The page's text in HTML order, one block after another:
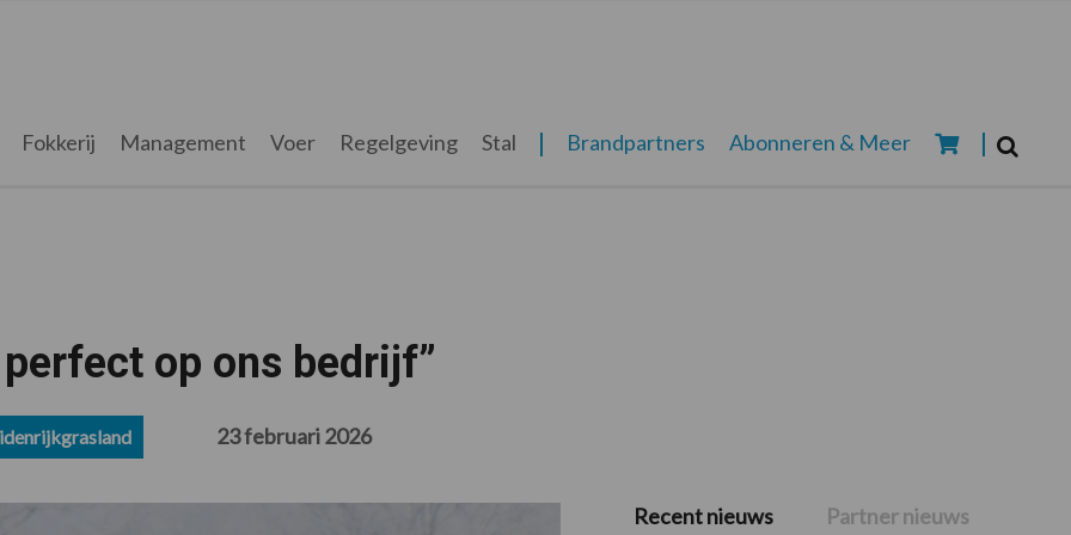
Fokkerij Management Voer Regelgeving Stal Brandpartners Abonneren & Meer
op ons bedrijf”
23 februari 2026
Primaire
Recent nieuws Partner nieuws